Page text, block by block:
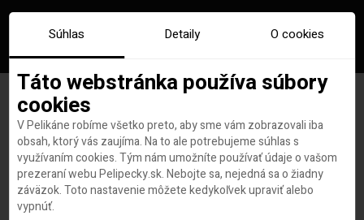
Ďalší veľký návrat! Qatar
Airways chcú v júni spustiť 52
destinácií
Súhlas Detaily O cookies
Táto webstránka používa súbory
cookies
V Pelikáne robíme všetko preto, aby sme vám zobrazovali iba
obsah, ktorý vás zaujíma. Na to ale potrebujeme súhlas s
využívaním cookies. Tým nám umožníte používať údaje o vašom
prezeraní webu Pelipecky.sk. Nebojte sa, nejedná sa o žiadny
záväzok. Toto nastavenie môžete kedykoľvek upraviť alebo
vypnúť.